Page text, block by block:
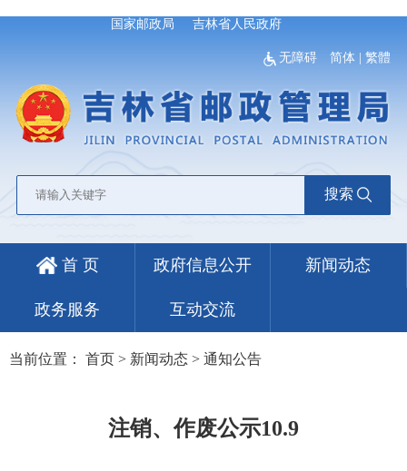
国家邮政局 吉林省人民政府
无障碍 简体 |繁體
搜索
首 页 政府信息公开 新闻动态
政务服务 互动交流
当前位置： 首页 > 新闻动态 > 通知公告
注销、作废公示10.9